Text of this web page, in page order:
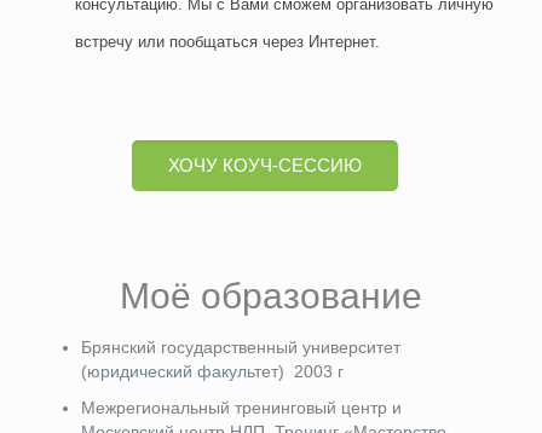
консультацию. Мы с Вами сможем организовать личную
встречу или пообщаться через Интернет.
ХОЧУ КОУЧ-СЕССИЮ
Моё образование
Брянский государственный университет
(юридический факультет) 2003 г
Межрегиональный тренинговый центр и